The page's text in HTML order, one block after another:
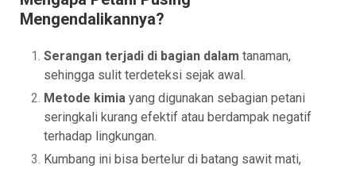
Mengendalikannya?
Serangan terjadi di bagian dalam tanaman,
sehingga sulit terdeteksi sejak awal.
Metode kimia yang digunakan sebagian petani
seringkali kurang efektif atau berdampak negatif
terhadap lingkungan.
Kumbang ini bisa bertelur di batang sawit mati,